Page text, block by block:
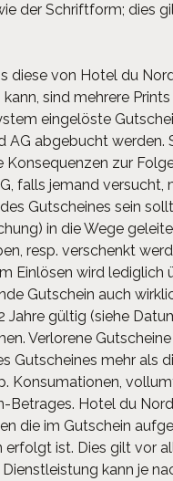
der Schriftform; dies
diese von Hotel du
sind mehrere
eingelöste
abgebucht
zur
falls jemand
Gutscheines sein
in die Wege
resp. verschenkt
Einlösen wird
Gutschein auch
gültig (siehe
Verlorene
Gutscheines mehr als
Konsumationen,
Betrages. Hotel du
die im Gutschein
ist. Dies gilt vor
kann je